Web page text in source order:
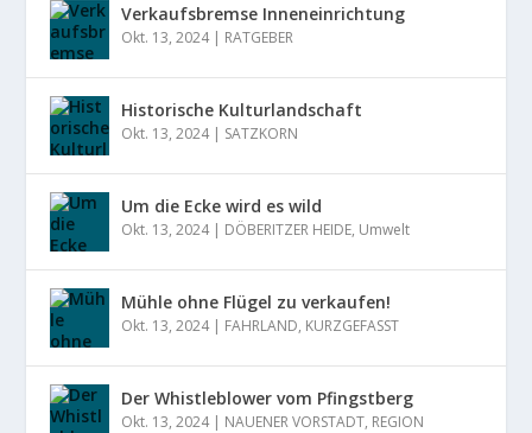
Verkaufsbremse Inneneinrichtung
Okt. 13, 2024| RATGEBER
Historische Kulturlandschaft
Okt. 13, 2024| SATZKORN
Um die Ecke wird es wild
Okt. 13, 2024| DÖBERITZER HEIDE, Umwelt
Mühle ohne Flügel zu verkaufen!
Okt. 13, 2024| FAHRLAND, KURZGEFASST
Der Whistleblower vom Pfingstberg
Okt. 13, 2024| NAUENER VORSTADT, REGION